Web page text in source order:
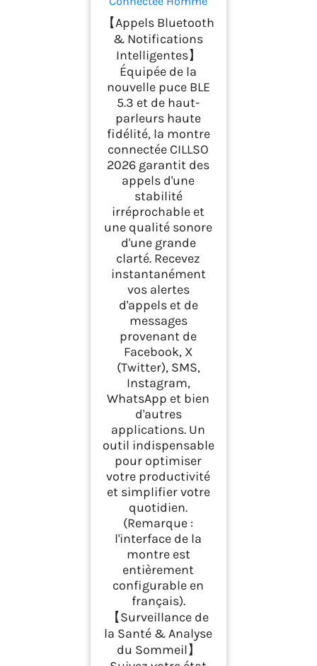
Femme 1,95" HD,
Smartwatch avec
Appels Bluetooth, 112
Modes Sportifs,
Cardiofréquencemètr
e, SpO2, Sommeil,
Étanchéité IP68,
Montre Sport pour
Android iOS
【Appels Bluetooth
& Notifications
Intelligentes】
Équipée de la
nouvelle puce BLE
5.3 et de haut-
parleurs haute
fidélité, la montre
connectée CILLSO
2026 garantit des
appels d'une
stabilité
irréprochable et
une qualité sonore
d'une grande
clarté. Recevez
instantanément
vos alertes
d'appels et de
messages
provenant de
Facebook, X
(Twitter), SMS,
Instagram,
WhatsApp et bien
d'autres
applications. Un
outil indispensable
pour optimiser
votre productivité
et simplifier votre
quotidien.
(Remarque :
l'interface de la
montre est
entièrement
configurable en
français).
【Surveillance de
la Santé & Analyse
du Sommeil】